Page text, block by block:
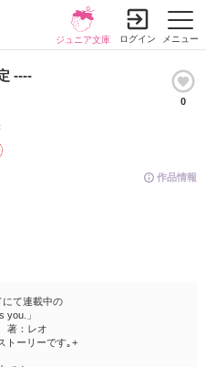
メニュー
ジュニア文庫 ログイン
----
0
作品情報
にて連載中の
you.」
レオ
トーリーです｡+